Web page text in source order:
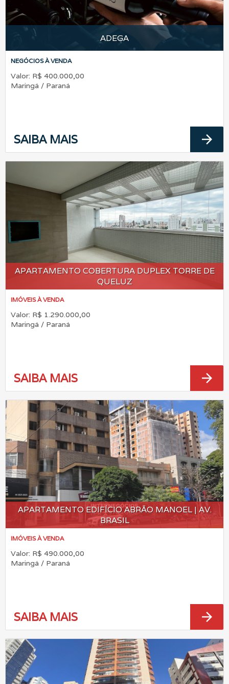
ADEGA
NEGÓCIOS À VENDA
Valor: R$ 400.000,00
Maringá / Paraná
SAIBA MAIS arrow_forward
APARTAMENTO COBERTURA DUPLEX TORRE DE
QUELUZ
IMÓVEIS À VENDA
Valor: R$ 1.290.000,00
Maringá / Paraná
SAIBA MAIS arrow_forward
APARTAMENTO EDIFÍCIO ABRÃO MANOEL | AV.
BRASIL
IMÓVEIS À VENDA
Valor: R$ 490.000,00
Maringá / Paraná
SAIBA MAIS arrow_forward